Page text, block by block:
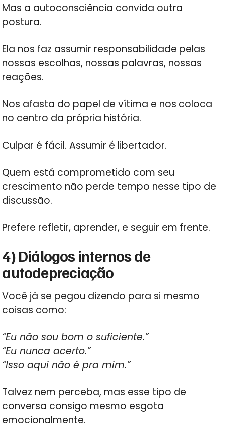
Mas a autoconsciência convida outra
postura.
Ela nos faz assumir responsabilidade pelas
nossas escolhas, nossas palavras, nossas
reações.
Nos afasta do papel de vítima e nos coloca
no centro da própria história.
Culpar é fácil. Assumir é libertador.
Quem está comprometido com seu
crescimento não perde tempo nesse tipo de
discussão.
Prefere refletir, aprender, e seguir em frente.
4) Diálogos internos de
autodepreciação
Você já se pegou dizendo para si mesmo
coisas como:
“Eu não sou bom o suficiente.”
“Eu nunca acerto.”
“Isso aqui não é pra mim.”
Talvez nem perceba, mas esse tipo de
conversa consigo mesmo esgota
emocionalmente.